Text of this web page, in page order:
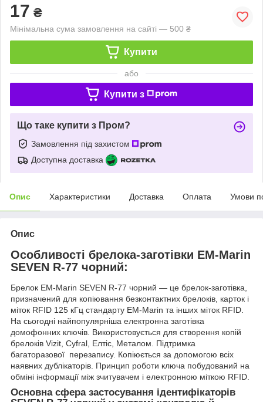
17 ₴
Мінімальна сума замовлення на сайті — 500 ₴
Купити
або
Купити з
Що таке купити з Пром?
Замовлення під захистом
Доступна доставка
Опис Характеристики Доставка Оплата Умови
Опис
Особливості брелока-заготівки EM-Marin
SEVEN R-77 чорний:
Брелок EM-Marin SEVEN R-77 чорний — це брелок-заготівка,
призначений для копіювання безконтактних брелоків, карток і
міток RFID 125 кГц стандарту EM-Marin та інших міток RFID.
На сьогодні найпопулярніша електронна заготівка
домофонних ключів. Використовується для створення копій
брелоків Vizit, Cyfral, Елтіс, Металом. Підтримка
багаторазової перезапису. Копіюється за допомогою всіх
наявних дублікаторів. Принцип роботи ключа побудований на
обміні інформації між зчитувачем і електронною міткою RFID.
Основна сфера застосування ідентифікаторів